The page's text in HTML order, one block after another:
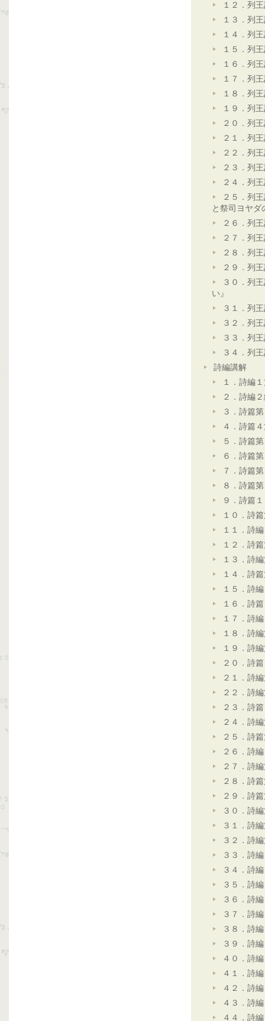
１２．列
１３．列
１４．列
１５．列
１６．列
１７．列
１８．列
１９．列
２０．列
２１．列
２２．列
２３．列
２４．列
２５．列
と祭司ヨヤダ
２６．列
２７．列
２８．列
２９．列
３０．列
い』
３１．列
３２．列
３３．列
３４．列
詩編講解
１．詩編
２．詩編
３．詩篇
４．詩篇
５．詩篇
６．詩篇
７．詩篇
８．詩篇
９．詩篇
１０．詩
１１．詩
１２．詩
１３．詩
１４．詩
１５．詩
１６．詩
１７．詩
１８．詩
１９．詩
２０．詩
２１．詩
２２．詩
２３．詩
２４．詩
２５．詩
２６．詩
２７．詩
２８．詩
２９．詩
３０．詩
３１．詩
３２．詩
３３．詩
３４．詩
３５．詩
３６．詩
３７．詩
３８．詩
３９．詩
４０．詩
４１．詩
４２．詩
４３．詩
４４．詩